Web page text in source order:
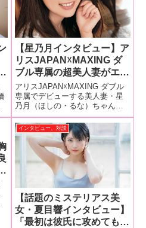
【星乃月インタビュー】ア
リスJAPAN☓MAXING ダ
ブル専属の超美人妻がエロ
さ満点デビュー!!「言われ
なくても自分から舐めちゃ
います。舐めてるだけで濡
れてきちゃいます」前編
アリスJAPAN☓MAXING ダブル
専属でデビューする美人妻・星
乃月（ほしの・るな）ちゃんイ
ンタビュー!! 清楚な見かけによ
らないエロさを持つ彼女に迫り
ます!!（前編）我慢しても漏れち
ゃう男性の声に興奮します
インタビュー、対談
【話題のミステリアス美
女・夏目響インタビュー】
「最初は彼氏に攻めてもら